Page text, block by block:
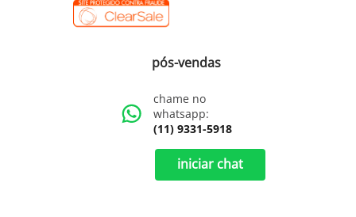
pós-vendas
chame no
whatsapp:
(11) 9331-5918
iniciar chat